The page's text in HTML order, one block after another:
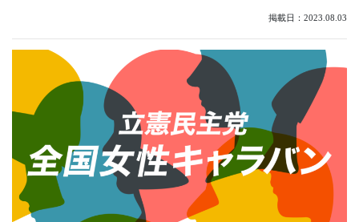
掲載日：2023.08.03